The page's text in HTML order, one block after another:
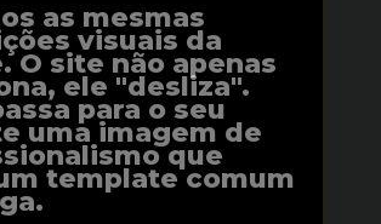
as mesmas
visuais da
. O site não apenas
ele "desliza".
para o seu
uma imagem de
que
template comum